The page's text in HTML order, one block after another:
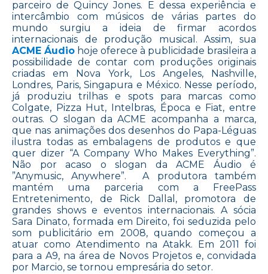
parceiro de Quincy Jones. E dessa experiência e
intercâmbio com músicos de várias partes do
mundo surgiu a ideia de firmar acordos
internacionais de produção musical. Assim, sua
ACME Áudio hoje oferece à publicidade brasileira a
possibilidade de contar com produções originais
criadas em Nova York, Los Angeles, Nashville,
Londres, Paris, Singapura e México. Nesse período,
já produziu trilhas e spots para marcas como
Colgate, Pizza Hut, Intelbras, Época e Fiat, entre
outras. O slogan da ACME acompanha a marca,
que nas animações dos desenhos do Papa-Léguas
ilustra todas as embalagens de produtos e que
quer dizer “A Company Who Makes Everything”.
Não por acaso o slogan da ACME Áudio é
”Anymusic, Anywhere”. A produtora também
mantém uma parceria com a FreePass
Entretenimento, de Rick Dallal, promotora de
grandes shows e eventos internacionais. A sócia
Sara Dinato, formada em Direito, foi seduzida pelo
som publicitário em 2008, quando começou a
atuar como Atendimento na Atakk. Em 2011 foi
para a A9, na área de Novos Projetos e, convidada
por Marcio, se tornou empresária do setor.